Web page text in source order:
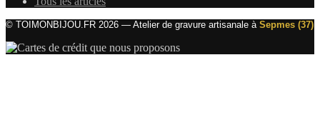
© TOIMONBIJOU.FR 2026 — Atelier de gravure artisanale à Sepmes (37)